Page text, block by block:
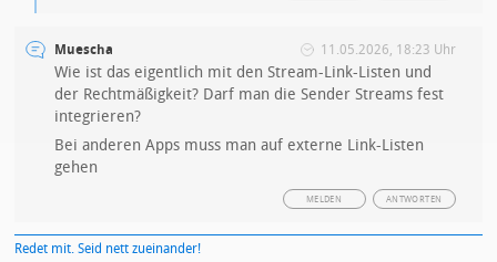
Muescha 11.05.2026, 18:23 Uhr
Wie ist das eigentlich mit den Stream-Link-Listen und
der Rechtmäßigkeit? Darf man die Sender Streams fest
integrieren?
Bei anderen Apps muss man auf externe Link-Listen
gehen
ANTWORTEN
MELDEN
Redet mit. Seid nett zueinander!